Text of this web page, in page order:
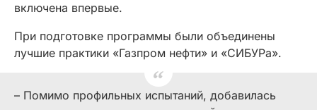
включена впервые.
При подготовке программы были объединены
лучшие практики «Газпром нефти» и «СИБУРа».
– Помимо профильных испытаний, добавилась